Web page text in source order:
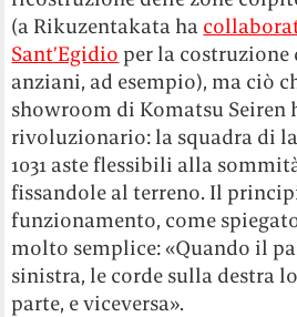
(a Rikuzentakata ha
Sant’Egidio per la
anziani, ad esempio), ma ciò
showroom di Komatsu Seiren
rivoluzionario: la squadra di
1031 aste flessibili alla
fissandole al terreno. Il
funzionamento, come
molto semplice: «Quando il
sinistra, le corde sulla destra
parte, e viceversa».